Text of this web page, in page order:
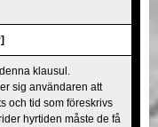
klausul.
sig användaren att
och tid som föreskrivs
hyrtiden måste de få